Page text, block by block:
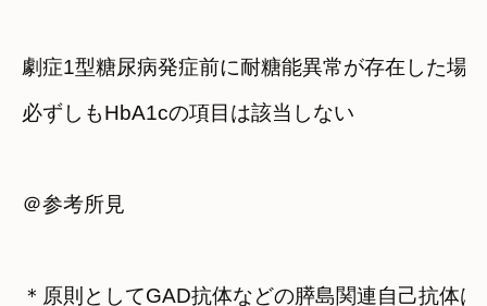
劇症1型糖尿病発症前に耐糖能異常が存在した場
必ずしもHbA1cの項目は該当しない
＠参考所見
＊原則としてGAD抗体などの膵島関連自己抗体